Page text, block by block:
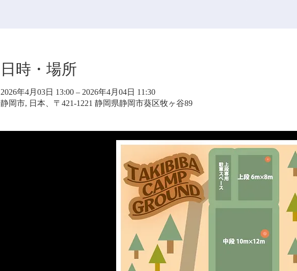
日時・場所
2026年4月03日 13:00 – 2026年4月04日 11:30
静岡市, 日本、〒421-1221 静岡県静岡市葵区牧ヶ谷89